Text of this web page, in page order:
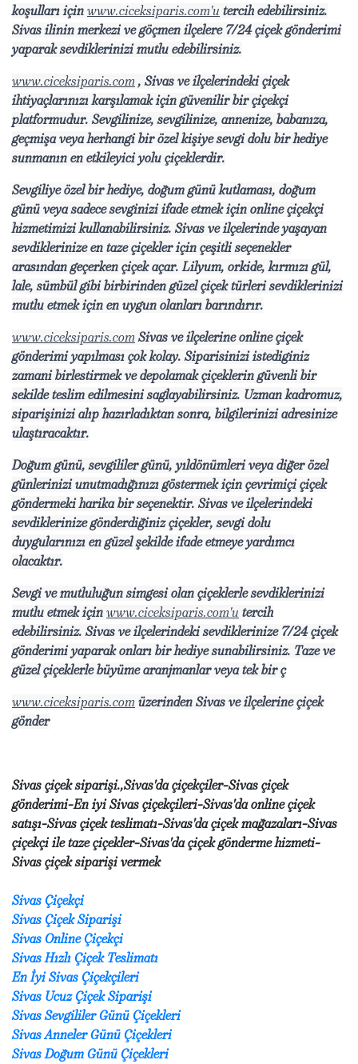
koşulları için www.ciceksiparis.com'u tercih edebilirsiniz.
Sivas ilinin merkezi ve göçmen ilçelere 7/24 çiçek gönderimi
yaparak sevdiklerinizi mutlu edebilirsiniz.
www.ciceksiparis.com , Sivas ve ilçelerindeki çiçek
ihtiyaçlarınızı karşılamak için güvenilir bir çiçekçi
platformudur. Sevgilinize, sevgilinize, annenize, babanıza,
geçmişa veya herhangi bir özel kişiye sevgi dolu bir hediye
sunmanın en etkileyici yolu çiçeklerdir.
Sevgiliye özel bir hediye, doğum günü kutlaması, doğum
günü veya sadece sevginizi ifade etmek için online çiçekçi
hizmetimizi kullanabilirsiniz. Sivas ve ilçelerinde yaşayan
sevdiklerinize en taze çiçekler için çeşitli seçenekler
arasından geçerken çiçek açar. Lilyum, orkide, kırmızı gül,
lale, sümbül gibi birbirinden güzel çiçek türleri sevdiklerinizi
mutlu etmek için en uygun olanları barındırır.
www.ciceksiparis.com Sivas ve ilçelerine online çiçek
gönderimi yapılması çok kolay. Siparisinizi istediginiz
zamani birlestirmek ve depolamak çiçeklerin güvenli bir
sekilde teslim edilmesini saglayabilirsiniz. Uzman kadromuz,
siparişinizi alıp hazırladıktan sonra, bilgilerinizi adresinize
ulaştıracaktır.
Doğum günü, sevgililer günü, yıldönümleri veya diğer özel
günlerinizi unutmadığınızı göstermek için çevrimiçi çiçek
göndermeki harika bir seçenektir. Sivas ve ilçelerindeki
sevdiklerinize gönderdiğiniz çiçekler, sevgi dolu
duygularınızı en güzel şekilde ifade etmeye yardımcı
olacaktır.
Sevgi ve mutluluğun simgesi olan çiçeklerle sevdiklerinizi
mutlu etmek için www.ciceksiparis.com'u tercih
edebilirsiniz. Sivas ve ilçelerindeki sevdiklerinize 7/24 çiçek
gönderimi yaparak onları bir hediye sunabilirsiniz. Taze ve
güzel çiçeklerle büyüme aranjmanlar veya tek bir ç
www.ciceksiparis.com üzerinden Sivas ve ilçelerine çiçek
gönder
Sivas çiçek siparişi.,Sivas'da çiçekçiler-Sivas çiçek
gönderimi-En iyi Sivas çiçekçileri-Sivas'da online çiçek
satışı-Sivas çiçek teslimatı-Sivas'da çiçek mağazaları-Sivas
çiçekçi ile taze çiçekler-Sivas'da çiçek gönderme hizmeti-
Sivas çiçek siparişi vermek
Sivas Çiçekçi
Sivas Çiçek Siparişi
Sivas Online Çiçekçi
Sivas Hızlı Çiçek Teslimatı
En İyi Sivas Çiçekçileri
Sivas Ucuz Çiçek Siparişi
Sivas Sevgililer Günü Çiçekleri
Sivas Anneler Günü Çiçekleri
Sivas Doğum Günü Çiçekleri